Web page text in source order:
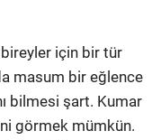
için bir tür
masum bir eğlence
bilmesi şart. Kumar
görmek mümkün.